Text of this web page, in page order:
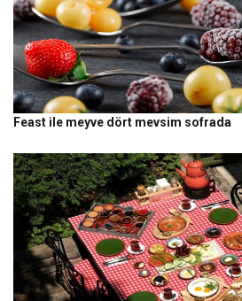
Feast ile meyve dört mevsim sofrada